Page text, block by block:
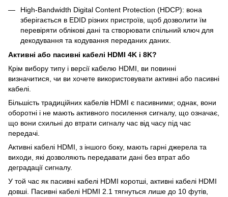
High-Bandwidth Digital Content Protection (HDCP): вона
зберігається в EDID різних пристроїв, щоб дозволити їм
перевіряти облікові дані та створювати спільний ключ для
декодування та кодування переданих даних.
Активні або пасивні кабелі HDMI 4K і 8K?
Крім вибору типу і версії кабелю HDMI, ви повинні
визначитися, чи ви хочете використовувати активні або пасивні
кабелі.
Більшість традиційних кабелів HDMI є пасивними; однак, вони
оборотні і не мають активного посилення сигналу, що означає,
що вони схильні до втрати сигналу час від часу під час
передачі.
Активні кабелі HDMI, з іншого боку, мають гарні джерела та
виходи, які дозволяють передавати дані без втрат або
деградації сигналу.
У той час як пасивні кабелі HDMI коротші, активні кабелі HDMI
довші. Пасивні кабелі HDMI 2.1 тягнуться лише до 10 футів,